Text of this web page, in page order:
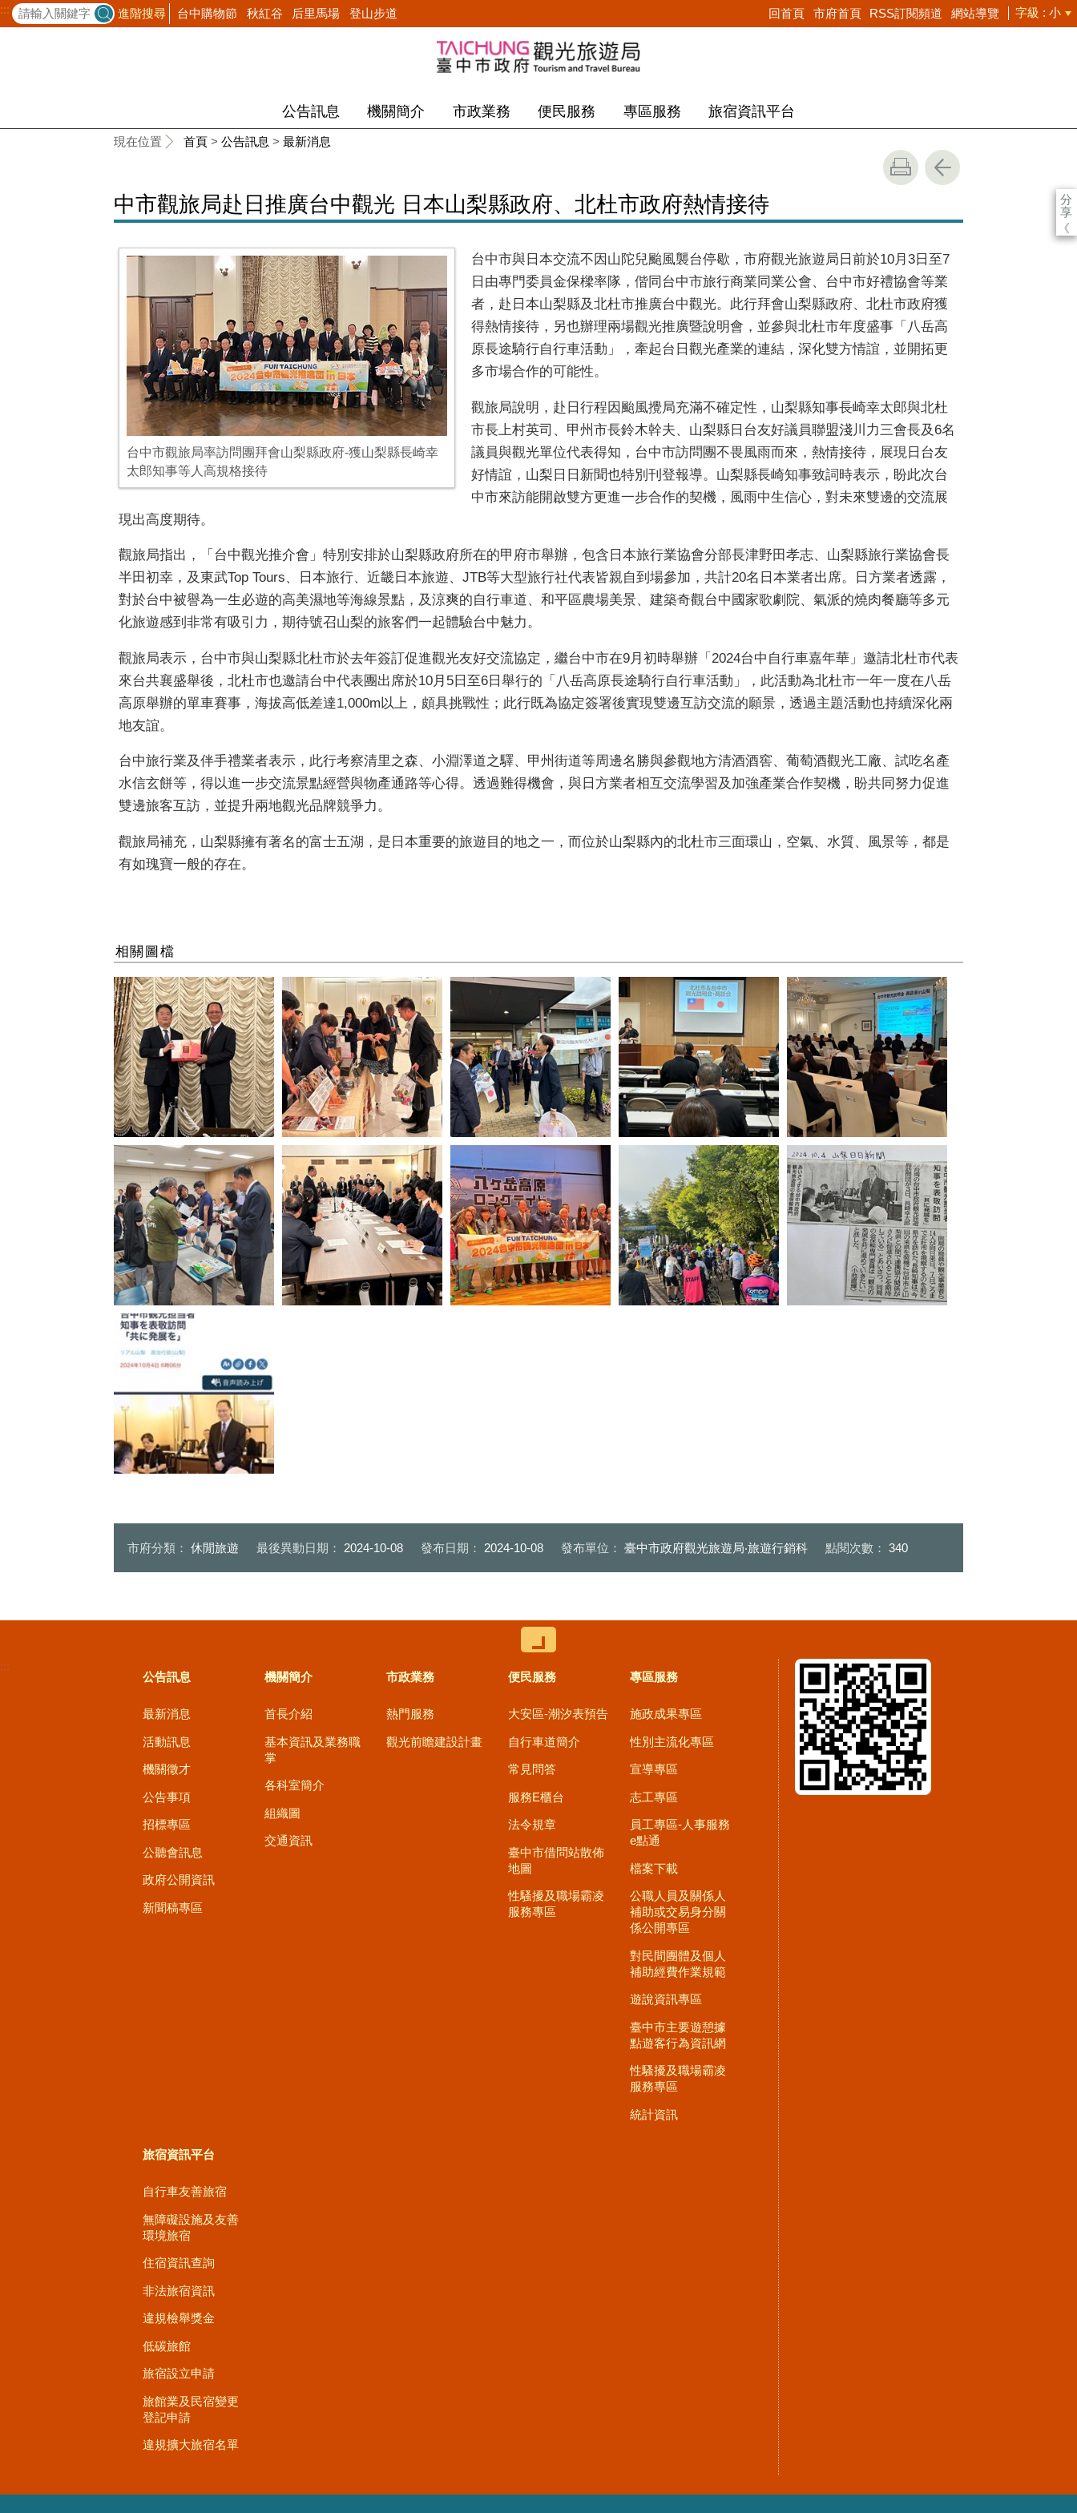
::: 進階搜尋 台中購物節 秋紅谷 后里馬場 登山步道 回首頁 市府首頁 RSS訂閱頻道 網站導覽 字級 小
公告訊息 機關簡介 市政業務 便民服務 專區服務 旅宿資訊平台
現在位置 首頁 > 公告訊息 > 最新消息
分
享
《
中市觀旅局赴日推廣台中觀光 日本山梨縣政府、北杜市政府熱情接待
台中市觀旅局率訪問團拜會山梨縣政府-獲山梨縣長崎幸
太郎知事等人高規格接待
台中市與日本交流不因山陀兒颱風襲台停歇，市府觀光旅遊局日前於10月3日至7
日由專門委員金保樑率隊，偕同台中市旅行商業同業公會、台中市好禮協會等業
者，赴日本山梨縣及北杜市推廣台中觀光。此行拜會山梨縣政府、北杜市政府獲
得熱情接待，另也辦理兩場觀光推廣暨說明會，並參與北杜市年度盛事「八岳高
原長途騎行自行車活動」，牽起台日觀光產業的連結，深化雙方情誼，並開拓更
多市場合作的可能性。
觀旅局說明，赴日行程因颱風攪局充滿不確定性，山梨縣知事長崎幸太郎與北杜
市長上村英司、甲州市長鈴木幹夫、山梨縣日台友好議員聯盟淺川力三會長及6名
議員與觀光單位代表得知，台中市訪問團不畏風雨而來，熱情接待，展現日台友
好情誼，山梨日日新聞也特別刊登報導。山梨縣長崎知事致詞時表示，盼此次台
中市來訪能開啟雙方更進一步合作的契機，風雨中生信心，對未來雙邊的交流展
現出高度期待。
觀旅局指出，「台中觀光推介會」特別安排於山梨縣政府所在的甲府市舉辦，包含日本旅行業協會分部長津野田孝志、山梨縣旅行業協會長
半田初幸，及東武Top Tours、日本旅行、近畿日本旅遊、JTB等大型旅行社代表皆親自到場參加，共計20名日本業者出席。日方業者透露，
對於台中被譽為一生必遊的高美濕地等海線景點，及涼爽的自行車道、和平區農場美景、建築奇觀台中國家歌劇院、氣派的燒肉餐廳等多元
化旅遊感到非常有吸引力，期待號召山梨的旅客們一起體驗台中魅力。
觀旅局表示，台中市與山梨縣北杜市於去年簽訂促進觀光友好交流協定，繼台中市在9月初時舉辦「2024台中自行車嘉年華」邀請北杜市代表
來台共襄盛舉後，北杜市也邀請台中代表團出席於10月5日至6日舉行的「八岳高原長途騎行自行車活動」，此活動為北杜市一年一度在八岳
高原舉辦的單車賽事，海拔高低差達1,000m以上，頗具挑戰性；此行既為協定簽署後實現雙邊互訪交流的願景，透過主題活動也持續深化兩
地友誼。
台中旅行業及伴手禮業者表示，此行考察清里之森、小淵澤道之驛、甲州街道等周邊名勝與參觀地方清酒酒窖、葡萄酒觀光工廠、試吃名產
水信玄餅等，得以進一步交流景點經營與物產通路等心得。透過難得機會，與日方業者相互交流學習及加強產業合作契機，盼共同努力促進
雙邊旅客互訪，並提升兩地觀光品牌競爭力。
觀旅局補充，山梨縣擁有著名的富士五湖，是日本重要的旅遊目的地之一，而位於山梨縣內的北杜市三面環山，空氣、水質、風景等，都是
有如瑰寶一般的存在。
相關圖檔
中市觀旅局金保樑專門委員致贈
山梨縣長崎幸太郎知事台中梨山
茶禮盒
台中知名伴手禮業者積極向日本
旅行業者推介產品
北杜市政府由上村市長帶領-在市
府前盛大歡迎台中市訪問團到來
台中市於北杜市舉辦觀光商談會-
推介台中觀光並促進兩地業者合
台中市觀旅局偕同台中觀光旅遊
業者於山梨舉辦觀光推介會-日方
業者踴躍出席
者交流-強化合作商機
市府分類： 休閒旅遊 最後異動日期： 2024-10-08 發布日期： 2024-10-08 發布單位： 臺中市政府觀光旅遊局‧旅遊行銷科 點閱次數： 340
:::
公告訊息
最新消息
活動訊息
機關徵才
公告事項
招標專區
公聽會訊息
政府公開資訊
新聞稿專區
機關簡介
首長介紹
基本資訊及業務職
掌
各科室簡介
組織圖
交通資訊
市政業務
熱門服務
觀光前瞻建設計畫
便民服務
大安區-潮汐表預告
自行車道簡介
常見問答
服務E櫃台
法令規章
臺中市借問站散佈
地圖
性騷擾及職場霸凌
服務專區
專區服務
施政成果專區
性別主流化專區
宣導專區
志工專區
員工專區-人事服務
e點通
檔案下載
公職人員及關係人
補助或交易身分關
係公開專區
對民間團體及個人
補助經費作業規範
遊說資訊專區
臺中市主要遊憩據
點遊客行為資訊網
性騷擾及職場霸凌
服務專區
統計資訊
旅宿資訊平台
自行車友善旅宿
無障礙設施及友善
環境旅宿
住宿資訊查詢
非法旅宿資訊
違規檢舉獎金
低碳旅館
旅宿設立申請
旅館業及民宿變更
登記申請
違規擴大旅宿名單